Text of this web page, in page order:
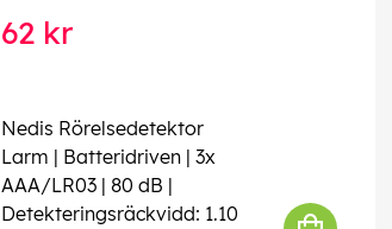
62 kr
Nedis Rörelsedetektor
Larm | Batteridriven | 3x
AAA/LR03 | 80 dB |
Detekteringsräckvidd: 1.10